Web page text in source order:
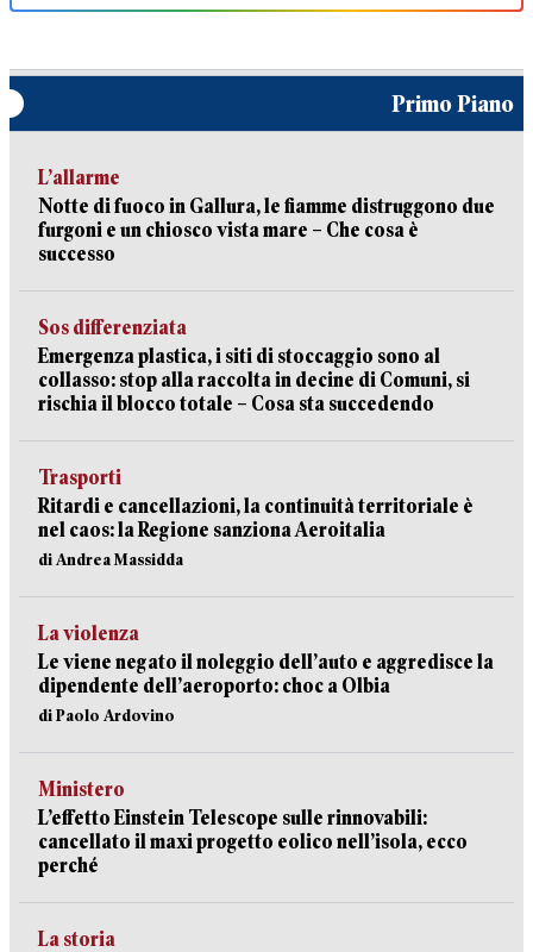
Primo Piano
L’allarme
Notte di fuoco in Gallura, le fiamme distruggono due
furgoni e un chiosco vista mare – Che cosa è
successo
Sos differenziata
Emergenza plastica, i siti di stoccaggio sono al
collasso: stop alla raccolta in decine di Comuni, si
rischia il blocco totale – Cosa sta succedendo
Trasporti
Ritardi e cancellazioni, la continuità territoriale è
nel caos: la Regione sanziona Aeroitalia
di Andrea Massidda
La violenza
Le viene negato il noleggio dell’auto e aggredisce la
dipendente dell’aeroporto: choc a Olbia
di Paolo Ardovino
Ministero
L’effetto Einstein Telescope sulle rinnovabili:
cancellato il maxi progetto eolico nell’isola, ecco
perché
La storia